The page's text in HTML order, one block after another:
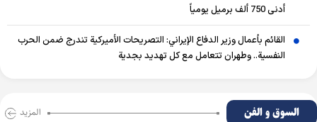
أدنى 750 ألف برميل يومياً
القائم بأعمال وزير الدفاع الإيراني: التصريحات الأميركية تندرج ضمن الحرب
النفسية.. وطهران تتعامل مع كل تهديد بجدية
السوق و الفن المزید